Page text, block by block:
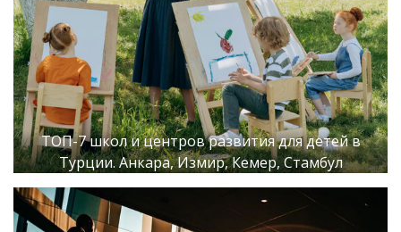
ТОП-7 школ и центров развития для детей в
Турции. Анкара, Измир, Кемер, Стамбул